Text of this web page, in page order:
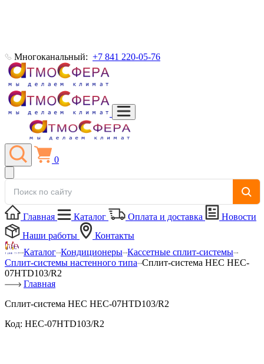
Многоканальный: +7 841 220-05-76
0
Главная Каталог Оплата и доставка
Новости
Наши работы
Контакты
Каталог Кондиционеры Кассетные сплит-системы
Сплит-системы настенного типа Сплит-система HEC HEC-
07HTD103/R2
Главная
Сплит-система HEC HEC-07HTD103/R2
Код: HEC-07HTD103/R2